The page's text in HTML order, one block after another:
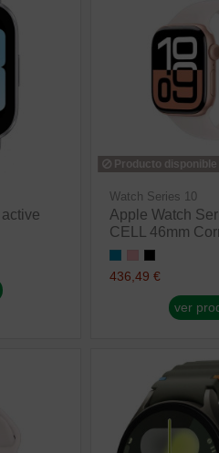
Producto
Watch Series 10
Apple Watch
CELL 46mm
436,49 €
ver